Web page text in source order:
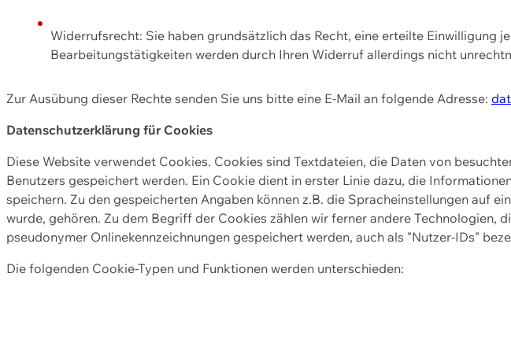
Widerrufsrecht: Sie haben grundsätzlich das Recht, eine erteilte Einwilligung
Bearbeitungstätigkeiten werden durch Ihren Widerruf allerdings nicht
Zur Ausübung dieser Rechte senden Sie uns bitte eine E-Mail an folgende Adresse:
Datenschutzerklärung für Cookies
Diese Website verwendet Cookies. Cookies sind Textdateien, die Daten von
Benutzers gespeichert werden. Ein Cookie dient in erster Linie dazu, die
speichern. Zu den gespeicherten Angaben können z.B. die Spracheinstellungen auf
wurde, gehören. Zu dem Begriff der Cookies zählen wir ferner andere Technologien,
pseudonymer Onlinekennzeichnungen gespeichert werden, auch als "Nutzer-IDs"
Die folgenden Cookie-Typen und Funktionen werden unterschieden: